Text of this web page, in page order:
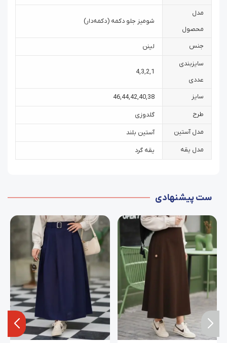
مدل
محصول
شومیز جلو دکمه (دکمه‌دار)
جنس لینن
سایزبندی
عددی
1
,
2
,
3
,
4
سایز 38
,
40
,
42
,
44
,
46
طرح گلدوزی
مدل آستین آستین بلند
مدل یقه یقه گرد
ست پیشنهادی